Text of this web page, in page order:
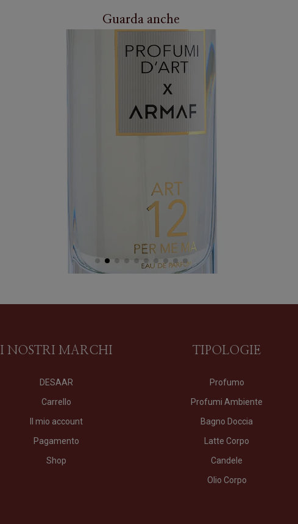
Guarda anche
I NOSTRI MARCHI
DESAAR
Carrello
Il mio account
Pagamento
Shop
TIPOLOGIE
Profumo
Profumi Ambiente
Bagno Doccia
Latte Corpo
Candele
Olio Corpo